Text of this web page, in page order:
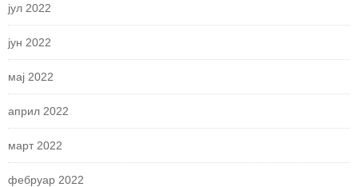
јул 2022
јун 2022
мај 2022
април 2022
март 2022
фебруар 2022